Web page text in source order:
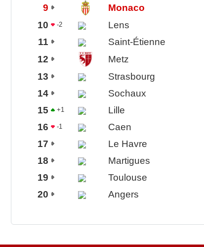
9
Monaco
10
-2 Lens
11
Saint-Étienne
12
Metz
13
Strasbourg
14
Sochaux
15
+1 Lille
16
-1 Caen
17
Le Havre
18
Martigues
19
Toulouse
20
Angers